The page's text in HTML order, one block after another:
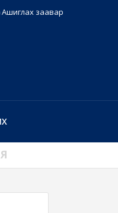
Ашиглах заавар
Я